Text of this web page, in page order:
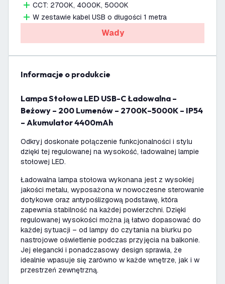
CCT: 2700K, 4000K, 5000K
W zestawie kabel USB o długości 1 metra
Wady
informacje o produkcie
Lampa Stołowa LED USB-C Ładowalna –
Beżowy – 200 Lumenów – 2700K–5000K – IP54
– Akumulator 4400mAh
Odkryj doskonałe połączenie funkcjonalności i stylu
dzięki tej regulowanej na wysokość, ładowalnej lampie
stołowej LED.
Ładowalna lampa stołowa wykonana jest z wysokiej
jakości metalu, wyposażona w nowoczesne sterowanie
dotykowe oraz antypoślizgową podstawę, która
zapewnia stabilność na każdej powierzchni. Dzięki
regulowanej wysokości można ją łatwo dopasować do
każdej sytuacji – od lampy do czytania na biurku po
nastrojowe oświetlenie podczas przyjęcia na balkonie.
Jej elegancki i ponadczasowy design sprawia, że
idealnie wpasuje się zarówno w każde wnętrze, jak i w
przestrzeń zewnętrzną.